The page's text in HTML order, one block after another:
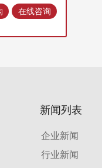
在线咨询
新闻列表
企业新闻
行业新闻